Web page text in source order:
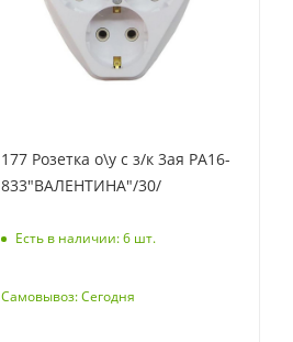
177 Розетка о\у с з/к 3ая РА16-
833"ВАЛЕНТИНА"/30/
Есть в наличии: 6 шт.
Самовывоз: Сегодня